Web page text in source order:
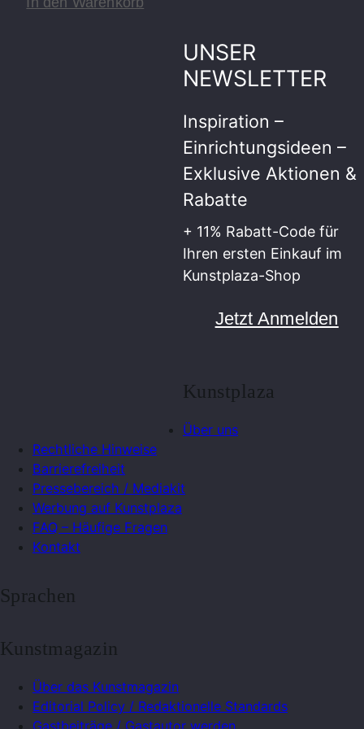
UNSER
NEWSLETTER
Inspiration –
Einrichtungsideen –
Exklusive Aktionen &
Rabatte
+ 11% Rabatt-Code für
Ihren ersten Einkauf im
Kunstplaza-Shop
Jetzt Anmelden
Kunstplaza
Über uns
Rechtliche Hinweise
Barrierefreiheit
Pressebereich / Mediakit
Werbung auf Kunstplaza
FAQ – Häufige Fragen
Kontakt
Sprachen
Kunstmagazin
Über das Kunstmagazin
Editorial Policy / Redaktionelle Standards
Gastbeiträge / Gastautor werden